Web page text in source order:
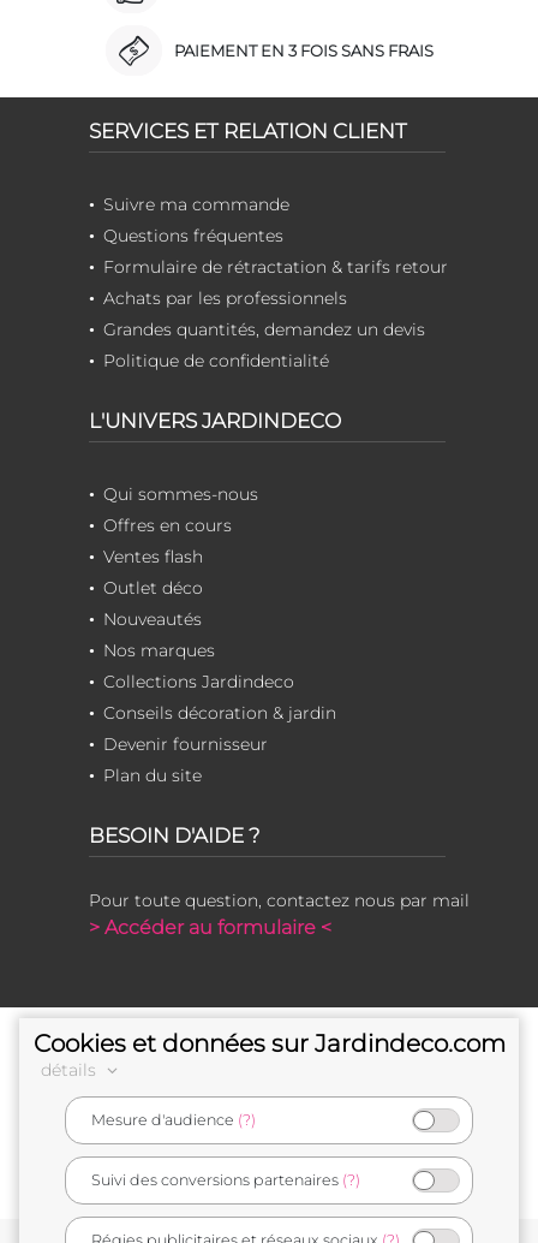
PAIEMENT EN 3 FOIS SANS FRAIS
SERVICES ET RELATION CLIENT
Suivre ma commande
Questions fréquentes
Formulaire de rétractation & tarifs retour
Achats par les professionnels
Grandes quantités, demandez un devis
Politique de confidentialité
L'UNIVERS JARDINDECO
Qui sommes-nous
Offres en cours
Ventes flash
Outlet déco
Nouveautés
Nos marques
Collections Jardindeco
Conseils décoration & jardin
Devenir fournisseur
Plan du site
BESOIN D'AIDE ?
Pour toute question, contactez nous par mail
> Accéder au formulaire <
e-commerçant français
Cookies et données sur Jardindeco.com
détails
Mesure d'audience (?)
Suivi des conversions partenaires (?)